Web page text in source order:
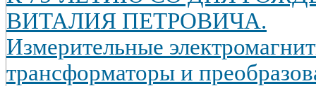
ВИТАЛИЯ ПЕТРОВИЧА.
Измерительные
трансформаторы и